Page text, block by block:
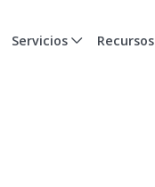
Servicios Recursos